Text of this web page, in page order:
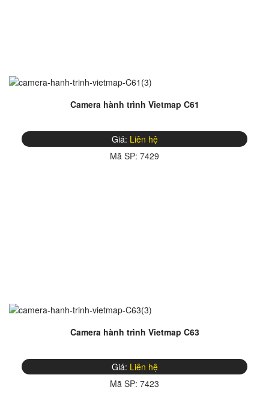
Camera hành trình Vietmap C61
Giá: Liên hệ
Mã SP: 7429
Camera hành trình Vietmap C63
Giá: Liên hệ
Mã SP: 7423